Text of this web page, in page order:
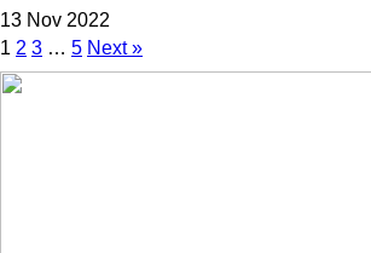
13 Nov 2022
1 2 3 … 5 Next »